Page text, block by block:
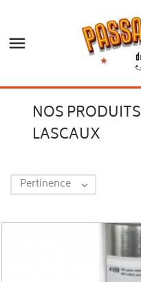

NOS PRODUITS
LASCAUX
Pertinence 